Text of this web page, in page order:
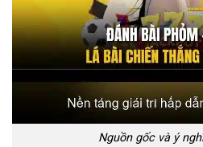
Nguồn gốc và ý